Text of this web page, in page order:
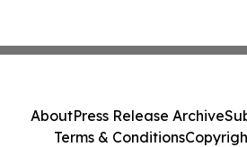
AboutPress Release Archive
Terms & Conditions